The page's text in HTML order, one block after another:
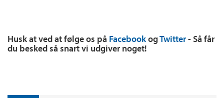
Husk at ved at følge os på FacebookogTwitter- Så får
du besked så snart vi udgiver noget!